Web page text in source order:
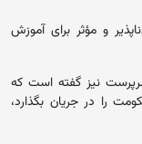
و مؤثر برای آموزش
نیز گفته است که
را در جریان بگذارد،